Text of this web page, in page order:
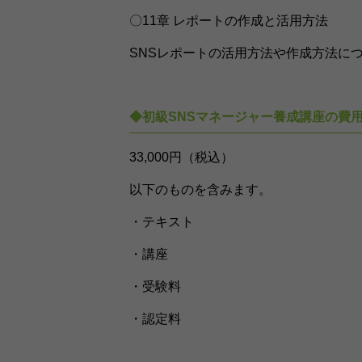
〇11章 レポートの作成と活用方法
SNSレポートの活用方法や作成方法に
◆初級SNSマネージャー養成講座の費用
33,000円（税込）
以下のものを含みます。
・テキスト
・講座
・受験料
・認定料